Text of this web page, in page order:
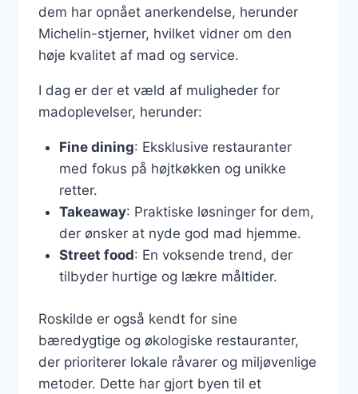
dem har opnået anerkendelse, herunder
Michelin-stjerner, hvilket vidner om den
høje kvalitet af mad og service.
I dag er der et væld af muligheder for
madoplevelser, herunder:
Fine dining: Eksklusive restauranter
med fokus på højtkøkken og unikke
retter.
Takeaway: Praktiske løsninger for dem,
der ønsker at nyde god mad hjemme.
Street food: En voksende trend, der
tilbyder hurtige og lækre måltider.
Roskilde er også kendt for sine
bæredygtige og økologiske restauranter,
der prioriterer lokale råvarer og miljøvenlige
metoder. Dette har gjort byen til et